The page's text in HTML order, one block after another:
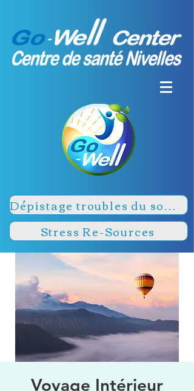
Dépistage troubles du sommeil
Stress Re-Sources
Voyage Intérieur